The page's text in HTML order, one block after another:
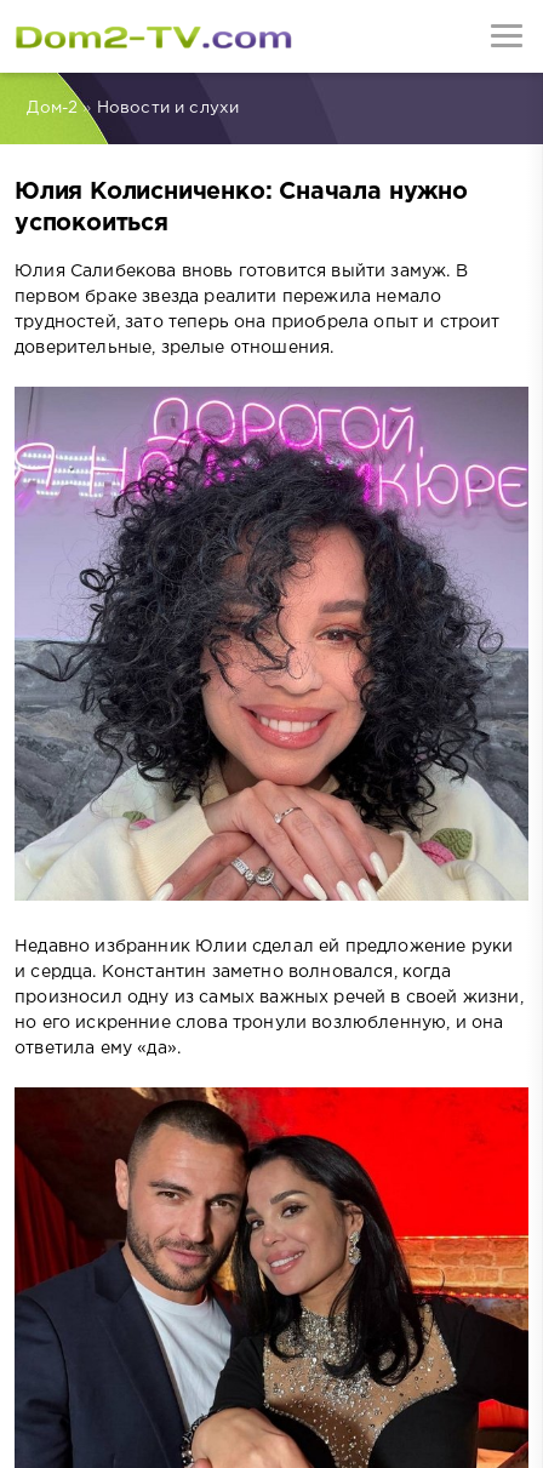
Дом-2» Новости и слухи
Юлия Колисниченко: Сначала нужно
успокоиться
Юлия Салибекова вновь готовится выйти замуж. В
первом браке звезда реалити пережила немало
трудностей, зато теперь она приобрела опыт и строит
доверительные, зрелые отношения.
Недавно избранник Юлии сделал ей предложение руки
и сердца. Константин заметно волновался, когда
произносил одну из самых важных речей в своей жизни,
но его искренние слова тронули возлюбленную, и она
ответила ему «да».